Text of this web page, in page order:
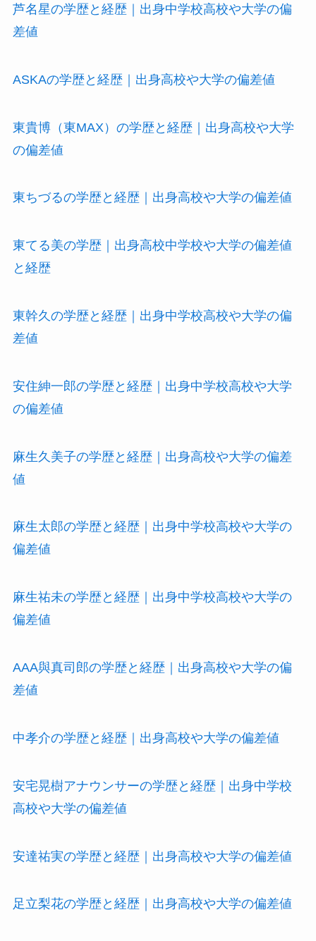
芦名星の学歴と経歴｜出身中学校高校や大学の偏
差値
ASKAの学歴と経歴｜出身高校や大学の偏差値
東貴博（東MAX）の学歴と経歴｜出身高校や大学
の偏差値
東ちづるの学歴と経歴｜出身高校や大学の偏差値
東てる美の学歴｜出身高校中学校や大学の偏差値
と経歴
東幹久の学歴と経歴｜出身中学校高校や大学の偏
差値
安住紳一郎の学歴と経歴｜出身中学校高校や大学
の偏差値
麻生久美子の学歴と経歴｜出身高校や大学の偏差
値
麻生太郎の学歴と経歴｜出身中学校高校や大学の
偏差値
麻生祐未の学歴と経歴｜出身中学校高校や大学の
偏差値
AAA與真司郎の学歴と経歴｜出身高校や大学の偏
差値
中孝介の学歴と経歴｜出身高校や大学の偏差値
安宅晃樹アナウンサーの学歴と経歴｜出身中学校
高校や大学の偏差値
安達祐実の学歴と経歴｜出身高校や大学の偏差値
足立梨花の学歴と経歴｜出身高校や大学の偏差値